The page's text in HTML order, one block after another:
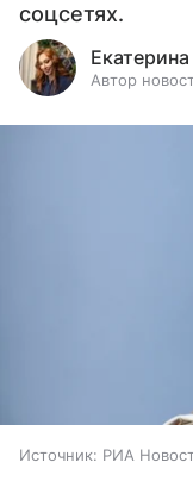
соцсетях.
Автор
Источник: РИА